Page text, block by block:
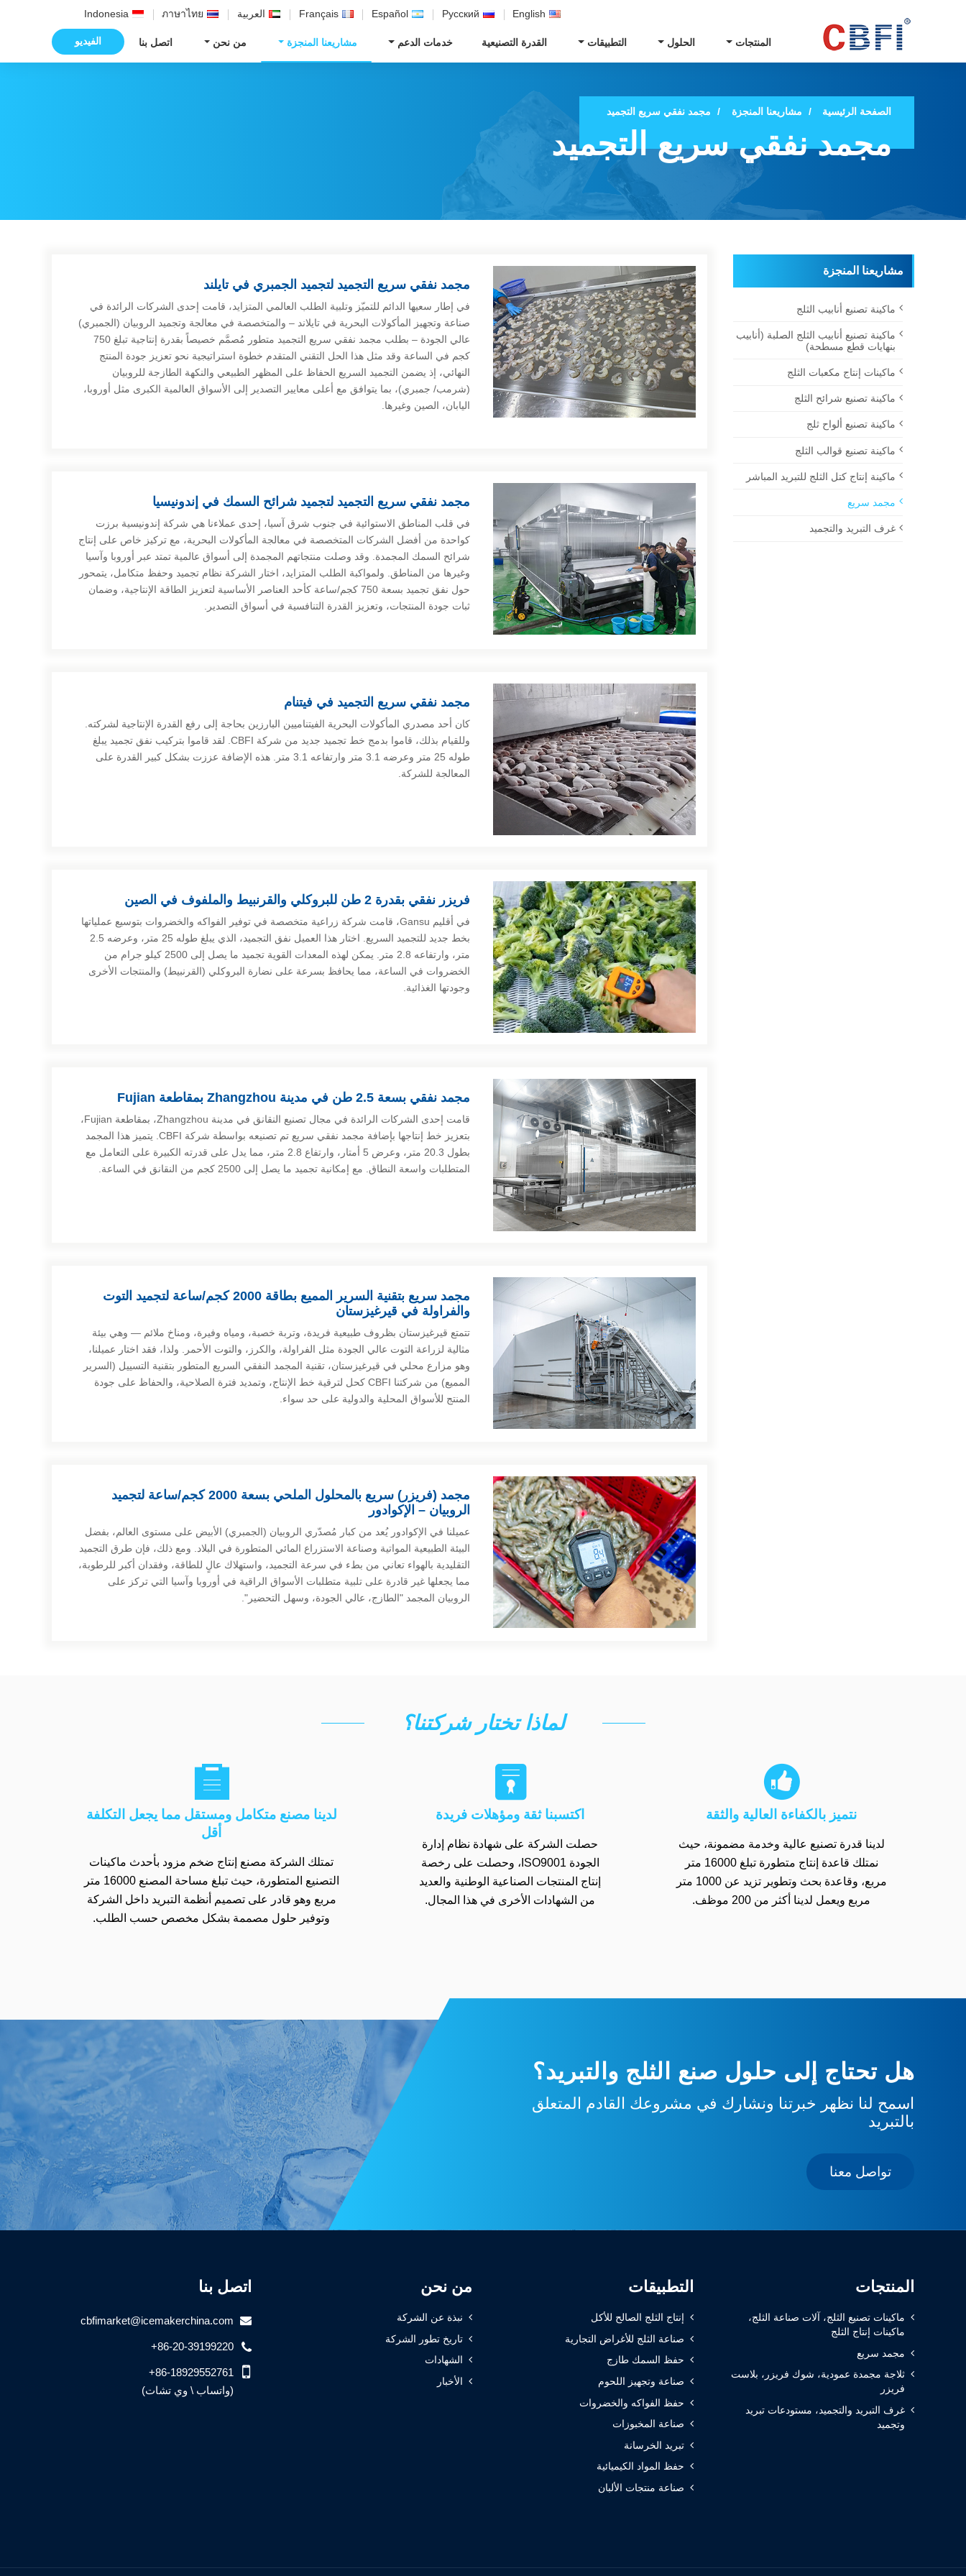
English
Русский
Español
Français العربية ภาษาไทย
Indonesia
المنتجات الحلول التطبيقات القدرة التصنيعية خدمات الدعم مشاريعنا المنجزة من نحن اتصل بنا الفيديو
الصفحة الرئيسية مشاريعنا المنجزة مجمد نفقي سريع التجميد
مجمد نفقي سريع التجميد
مجمد نفقي سريع التجميد لتجميد الجمبري في تايلند
في إطار سعيها الدائم للتميّز وتلبية الطلب العالمي المتزايد، قامت إحدى الشركات الرائدة في
صناعة وتجهيز المأكولات البحرية في تايلاند – والمتخصصة في معالجة وتجميد الروبيان (الجمبري)
عالي الجودة – بطلب مجمد نفقي سريع التجميد متطور مُصمَّم خصيصاً بقدرة إنتاجية تبلغ 750
كجم في الساعة وقد مثل هذا الحل التقني المتقدم خطوة استراتيجية نحو تعزيز جودة المنتج
النهائي، إذ يضمن التجميد السريع الحفاظ على المظهر الطبيعي والنكهة الطازجة للروبيان
(شرمب/ جمبري)، بما يتوافق مع أعلى معايير التصدير إلى الأسواق العالمية الكبرى مثل أوروبا،
اليابان، الصين وغيرها.
مجمد نفقي سريع التجميد لتجميد شرائح السمك في إندونيسيا
في قلب المناطق الاستوائية في جنوب شرق آسيا، إحدى عملاءنا هي شركة إندونيسية برزت
كواحدة من أفضل الشركات المتخصصة في معالجة المأكولات البحرية، مع تركيز خاص على إنتاج
شرائح السمك المجمدة. وقد وصلت منتجاتهم المجمدة إلى أسواق عالمية تمتد عبر أوروبا وآسيا
وغيرها من المناطق. ولمواكبة الطلب المتزايد، اختار الشركة نظام تجميد وحفظ متكامل، يتمحور
حول نفق تجميد بسعة 750 كجم/ساعة كأحد العناصر الأساسية لتعزيز الطاقة الإنتاجية، وضمان
ثبات جودة المنتجات، وتعزيز القدرة التنافسية في أسواق التصدير.
مجمد نفقي سريع التجميد في فيتنام
كان أحد مصدري المأكولات البحرية الفيتناميين البارزين بحاجة إلى رفع القدرة الإنتاجية لشركته.
وللقيام بذلك، قاموا بدمج خط تجميد جديد من شركة CBFI. لقد قاموا بتركيب نفق تجميد يبلغ
طوله 25 متر وعرضه 3.1 متر وارتفاعه 3.1 متر. هذه الإضافة عززت بشكل كبير القدرة على
المعالجة للشركة.
فريزر نفقي بقدرة 2 طن للبروكلي والقرنبيط والملفوف في الصين
في أقليم Gansu، قامت شركة زراعية متخصصة في توفير الفواكه والخضروات بتوسيع عملياتها
بخط جديد للتجميد السريع. اختار هذا العميل نفق التجميد، الذي يبلغ طوله 25 متر، وعرضه 2.5
متر، وارتفاعه 2.8 متر. يمكن لهذه المعدات القوية تجميد ما يصل إلى 2500 كيلو جرام من
الخضروات في الساعة، مما يحافظ بسرعة على نضارة البروكلي (القرنبيط) والمنتجات الأخرى
وجودتها الغذائية.
مجمد نفقي بسعة 2.5 طن في مدينة Zhangzhou بمقاطعة Fujian
قامت إحدى الشركات الرائدة في مجال تصنيع النقانق في مدينة Zhangzhou، بمقاطعة Fujian،
بتعزيز خط إنتاجها بإضافة مجمد نفقي سريع تم تصنيعه بواسطة شركة CBFI. يتميز هذا المجمد
بطول 20.3 متر، وعرض 5 أمتار، وارتفاع 2.8 متر، مما يدل على قدرته الكبيرة على التعامل مع
المتطلبات واسعة النطاق. مع إمكانية تجميد ما يصل إلى 2500 كجم من النقانق في الساعة.
مجمد سريع بتقنية السرير المميع بطاقة 2000 كجم/ساعة لتجميد التوت
والفراولة في قيرغيزستان
تتمتع قيرغيزستان بظروف طبيعية فريدة، وتربة خصبة، ومياه وفيرة، ومناخ ملائم — وهي بيئة
مثالية لزراعة التوت عالي الجودة مثل الفراولة، والكرز، والتوت الأحمر. ولذا، فقد اختار عميلنا،
وهو مزارع محلي في قيرغيزستان، تقنية المجمد النفقي السريع المتطور بتقنية التسييل (السرير
المميع) من شركتنا CBFI كحل لترقية خط الإنتاج، وتمديد فترة الصلاحية، والحفاظ على جودة
المنتج للأسواق المحلية والدولية على حد سواء.
مجمد (فريزر) سريع بالمحلول الملحي بسعة 2000 كجم/ساعة لتجميد
الروبيان – الإكوادور
عميلنا في الإكوادور يُعد من كبار مُصدّري الروبيان (الجمبري) الأبيض على مستوى العالم، بفضل
البيئة الطبيعية المواتية وصناعة الاستزراع المائي المتطورة في البلاد. ومع ذلك، فإن طرق التجميد
التقليدية بالهواء تعاني من بطء في سرعة التجميد، واستهلاك عالٍ للطاقة، وفقدان أكبر للرطوبة،
مما يجعلها غير قادرة على تلبية متطلبات الأسواق الراقية في أوروبا وآسيا التي تركز على
الروبيان المجمد "الطازج، عالي الجودة، وسهل التحضير".
مشاريعنا المنجزة
ماكينة تصنيع أنابيب الثلج
ماكينة تصنيع أنابيب الثلج الصلبة (أنابيب
بنهايات قطع مسطحة)
ماكينات إنتاج مكعبات الثلج
ماكينة تصنيع شرائح الثلج
ماكينة تصنيع ألواح ثلج
ماكينة تصنيع قوالب الثلج
ماكينة إنتاج كتل الثلج للتبريد المباشر
مجمد سريع
غرف التبريد والتجميد
لماذا تختار شركتنا؟

نتميز بالكفاءة العالية والثقة
لدينا قدرة تصنيع عالية وخدمة مضمونة، حيث
نمتلك قاعدة إنتاج متطورة تبلغ 16000 متر
مربع، وقاعدة بحث وتطوير تزيد عن 1000 متر
مربع ويعمل لدينا أكثر من 200 موظف.

اكتسبنا ثقة ومؤهلات فريدة
حصلت الشركة على شهادة نظام إدارة
الجودة ISO9001، وحصلت على رخصة
إنتاج المنتجات الصناعية الوطنية والعديد
من الشهادات الأخرى في هذا المجال.

لدينا مصنع متكامل ومستقل مما يجعل التكلفة
أقل
تمتلك الشركة مصنع إنتاج ضخم مزود بأحدث ماكينات
التصنيع المتطورة، حيث تبلغ مساحة المصنع 16000 متر
مربع وهو قادر على تصميم أنظمة التبريد داخل الشركة
وتوفير حلول مصممة بشكل مخصص حسب الطلب.
هل تحتاج إلى حلول صنع الثلج والتبريد؟
اسمح لنا نظهر خبرتنا ونشارك في مشروعك القادم المتعلق
بالتبريد
تواصل معنا
المنتجات
ماكينات تصنيع الثلج، آلات صناعة الثلج،
ماكينات إنتاج الثلج
مجمد سريع
ثلاجة مجمدة عمودية، شوك فريزر، بلاست
فريزر
غرف التبريد والتجميد، مستودعات تبريد
وتجميد
التطبيقات
إنتاج الثلج الصالح للأكل
صناعة الثلج للأغراض التجارية
حفظ السمك طازج
صناعة وتجهيز اللحوم
حفظ الفواكه والخضروات
صناعة المخبوزات
تبريد الخرسانة
حفظ المواد الكيميائية
صناعة منتجات الألبان
من نحن
نبذة عن الشركة
تاريخ تطور الشركة
الشهادات
الأخبار
اتصل بنا
cbfimarket@icemakerchina.com
+86-20-39199220
+86-18929552761
(واتساب \ وي تشات)